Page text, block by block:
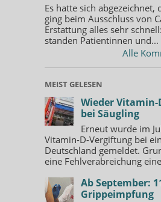
Es hatte sich abgezeichnet,
ging beim Ausschluss von
Erstattung alles sehr
standen Patientinnen und...
Alle
MEIST GELESEN
Wieder
bei Säugling
Erneut wurde im
Vitamin-D-Vergiftung bei
Deutschland gemeldet.
eine Fehlverabreichung
Ab September:
Grippeimpfung